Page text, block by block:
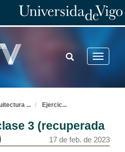
Toggle
TOGGLE
SEARCH
... Ejercic...
3 (recuperada
17 de feb. de 2023